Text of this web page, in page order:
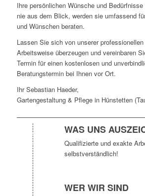
Ihre persönlichen Wünsche und
nie aus dem Blick, werden sie umfassend
und Wünschen beraten.
Lassen Sie sich von unserer
Arbeitsweise überzeugen und vereinbaren
Termin für einen kostenlosen und
Beratungstermin bei Ihnen vor Ort.
Ihr Sebastian Haeder,
Gartengestaltung & Pflege in Hünstetten
WAS UNS
Qualifizierte und exakte
selbstverständlich!
WER WIR SIND